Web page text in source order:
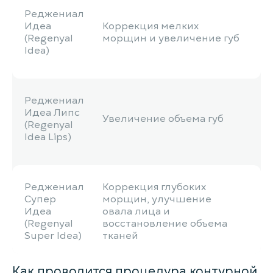
Реджениал
Идеа
(Regenyal
Idea)
Коррекция мелких
морщин и увеличение губ
Реджениал
Идеа Липс
(Regenyal
Idea Lips)
Увеличение объема губ
Реджениал
Супер
Идеа
(Regenyal
Super Idea)
Коррекция глубоких
морщин, улучшение
овала лица и
восстановление объема
тканей